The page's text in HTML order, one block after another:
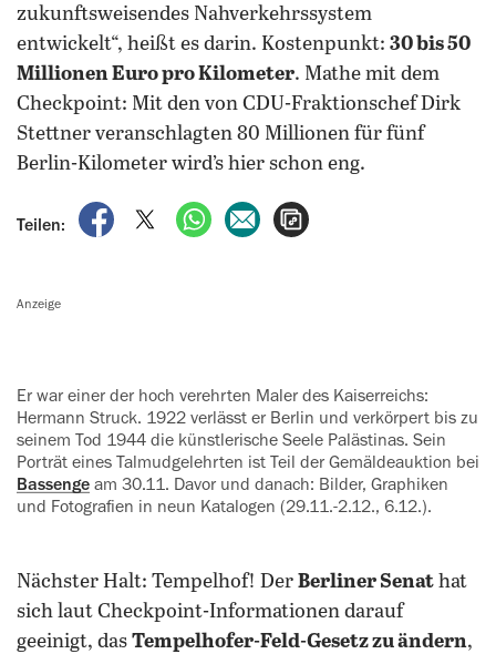
zukunftsweisendes Nahverkehrssystem
entwickelt“, heißt es darin. Kostenpunkt: 30 bis 50
Millionen Euro pro Kilometer. Mathe mit dem
Checkpoint: Mit den von CDU-Fraktionschef Dirk
Stettner veranschlagten 80 Millionen für fünf
Berlin-Kilometer wird’s hier schon eng.
Teilen:
auf Facebook teilen
auf X teilenper WhatsApp teilen
per E-Mail teilen
Anzeige
Er war einer der hoch verehrten Maler des Kaiserreichs:
Hermann Struck. 1922 verlässt er Berlin und verkörpert bis zu
seinem Tod 1944 die künstlerische Seele Palästinas. Sein
Porträt ‍eines Talmudgelehrten ist Teil der ‍Gemäldeauktion bei
Bassenge am 30.11. Davor und danach: Bilder, ‍Graphiken
und Fotografien in neun ‍Katalogen (29.11.-2.12., 6.12.).
Nächster Halt: Tempelhof! Der Berliner Senat hat
sich laut Checkpoint-Informationen darauf
geeinigt, das Tempelhofer-Feld-Gesetz zu ändern,